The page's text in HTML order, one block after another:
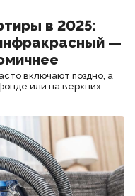
в 2025:
—
включают поздно, а
или на верхних